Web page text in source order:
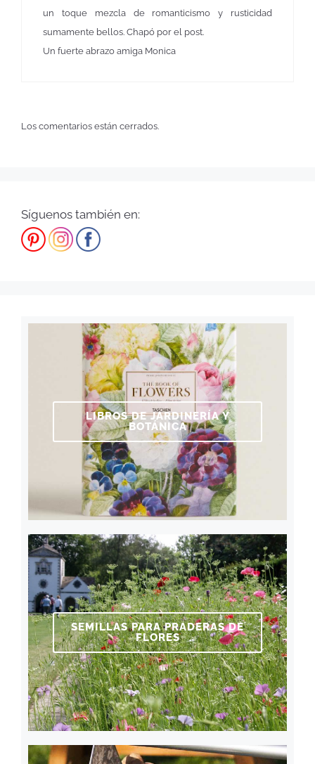
un toque mezcla de romanticismo y rusticidad
sumamente bellos. Chapó por el post.
Un fuerte abrazo amiga Monica
Los comentarios están cerrados.
Síguenos también en:
LIBROS DE JARDINERÍA Y
BOTÁNICA
SEMILLAS PARA PRADERAS DE
FLORES